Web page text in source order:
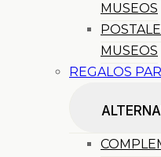
MUSEOS
MUSEOS
REGALOS